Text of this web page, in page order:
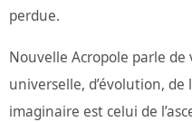
perdue.
Nouvelle Acropole parle
universelle, d’évolution,
imaginaire est celui de